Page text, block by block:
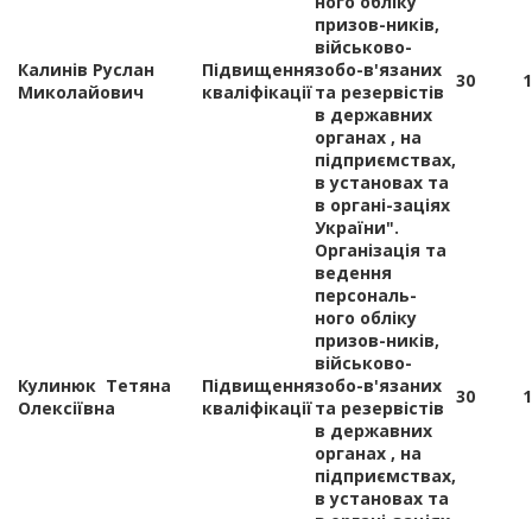
Калинів Руслан
Миколайович
Підвищення
кваліфікації
призов-ників,
військово-
зобо-в'язаних
та резервістів
в державних
органах , на
підприємствах,
в установах та
в органі-заціях
України".
30 1
Кулинюк Тетяна
Олексіївна
Підвищення
кваліфікації
Організація та
ведення
персональ-
ного обліку
призов-ників,
військово-
зобо-в'язаних
та резервістів
в державних
органах , на
підприємствах,
в установах та
30 1